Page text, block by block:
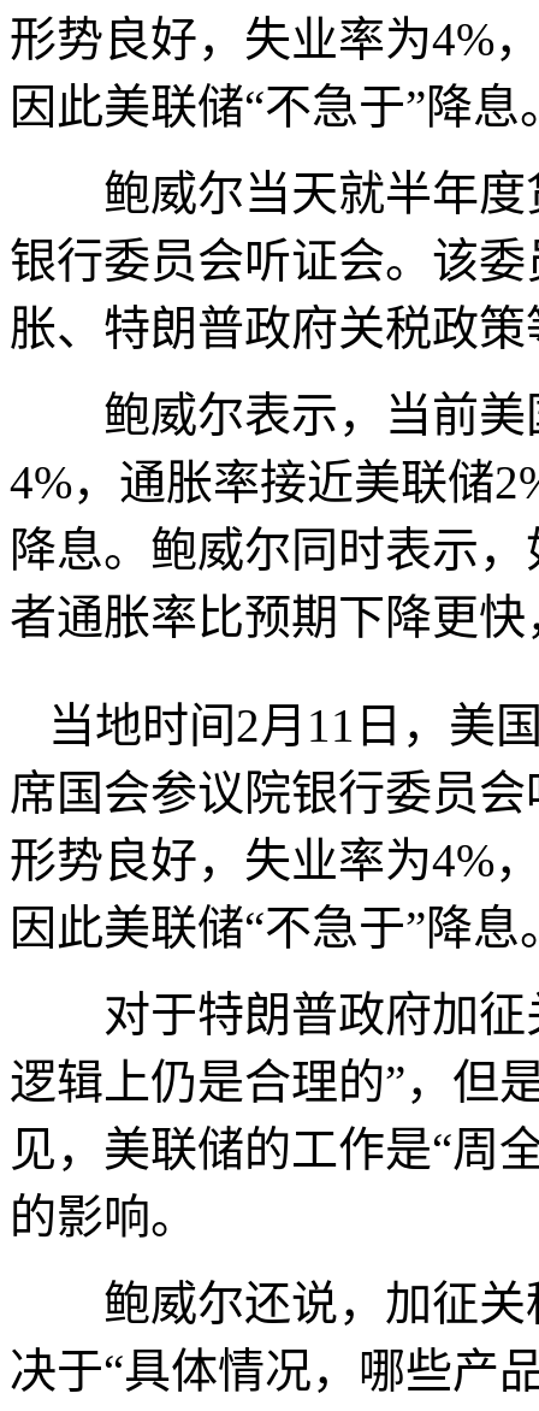
形势良好，失业率为4%
因此美联储“不急于”降
鲍威尔当天就半年度
银行委员会听证会。该
胀、特朗普政府关税政
鲍威尔表示，当前美
4%，通胀率接近美联储
降息。鲍威尔同时表示
者通胀率比预期下降更
当地时间2月11日，美
席国会参议院银行委员
形势良好，失业率为4%
因此美联储“不急于”降
对于特朗普政府加征
逻辑上仍是合理的”，但
见，美联储的工作是“周
的影响。
鲍威尔还说，加征关
决于“具体情况，哪些产